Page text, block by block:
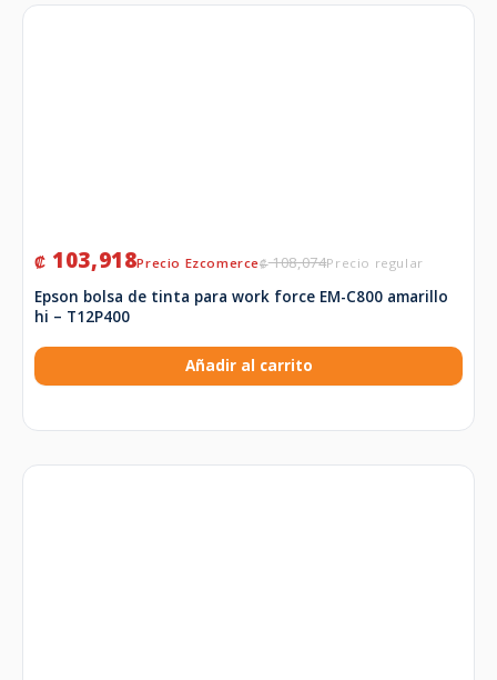
₡108,074
₡ 103,918
Epson bolsa de tinta para work force EM-C800 amarillo
hi – T12P400
Añadir al carrito